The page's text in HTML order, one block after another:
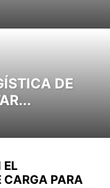
DE
EL
CARGA PARA